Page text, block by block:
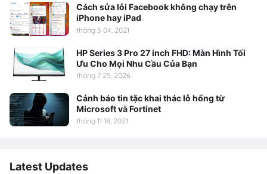
Cách sửa lỗi Facebook không chạy trên
iPhone hay iPad
tháng 5 04, 2021
HP Series 3 Pro 27 inch FHD: Màn Hình Tối
Ưu Cho Mọi Nhu Cầu Của Bạn
tháng 7 25, 2026
Cảnh báo tin tặc khai thác lỗ hổng từ
Microsoft và Fortinet
tháng 11 18, 2021
Latest Updates